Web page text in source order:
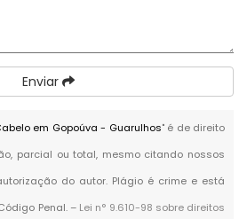
Enviar
em Gopoúva - Guarulhos" é de direito
parcial ou total, mesmo citando nossos
do autor. Plágio é crime e está
Penal. – Lei n° 9.610-98 sobre direitos